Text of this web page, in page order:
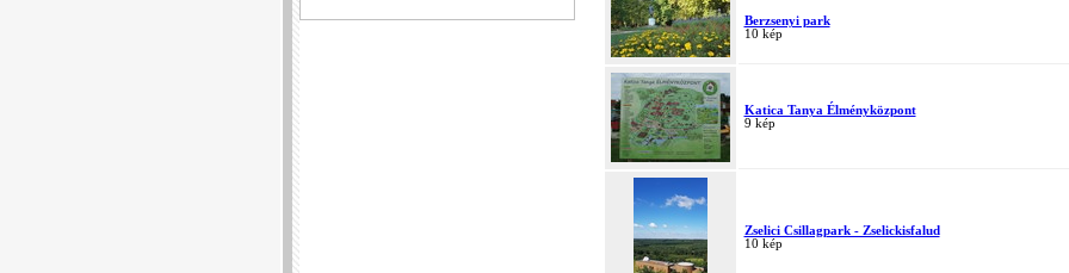
Berzsenyi park
10 kép
Katica Tanya Élményközpont
9 kép
Zselici Csillagpark - Zselickisfalud
10 kép